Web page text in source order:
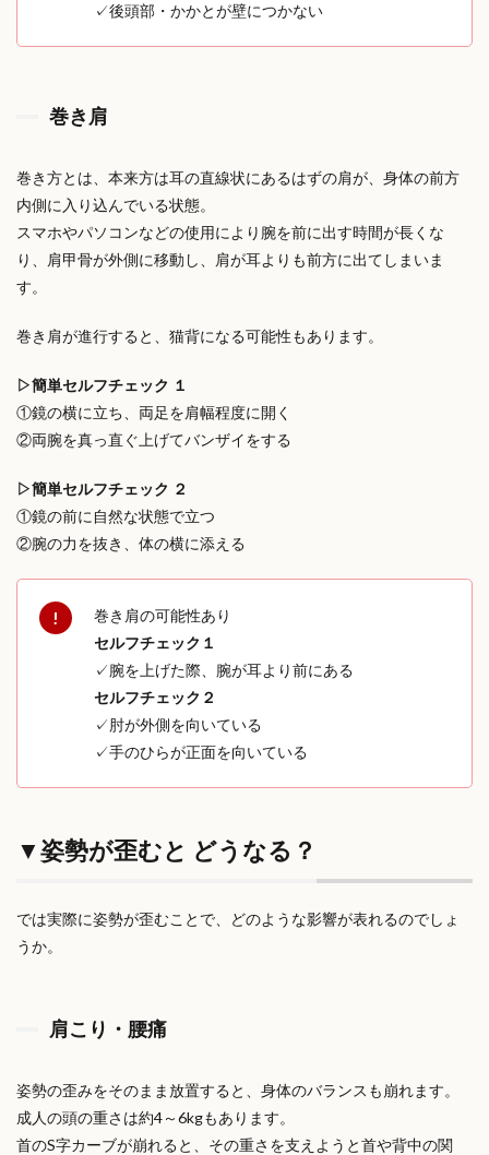
✓後頭部・かかとが壁につかない
巻き肩
巻き方とは、 本来方は耳の直線状にあるはずの肩が、身体の前方
内側に入り込んでいる状態。
スマホやパソコンなどの使用により腕を前に出す時間が長くな
り、肩甲骨が外側に移動し、肩が耳よりも前方に出てしまいま
す。
巻き肩が進行すると、猫背になる可能性もあります。
▷簡単セルフチェック １
①鏡の横に立ち、両足を肩幅程度に開く
②両腕を真っ直ぐ上げてバンザイをする
▷簡単セルフチェック ２
①鏡の前に自然な状態で立つ
②腕の力を抜き、体の横に添える
巻き肩の可能性あり
セルフチェック１
✓腕を上げた際、腕が耳より前にある
セルフチェック２
✓肘が外側を向いている
✓手のひらが正面を向いている
▼姿勢が歪むと どうなる？
では実際に姿勢が歪むことで、どのような影響が表れるのでしょ
うか。
肩こり・腰痛
姿勢の歪みをそのまま放置すると、身体のバランスも崩れます。
成人の頭の重さは約4～6kgもあります。
首のS字カーブが崩れると、その重さを支えようと首や背中の関